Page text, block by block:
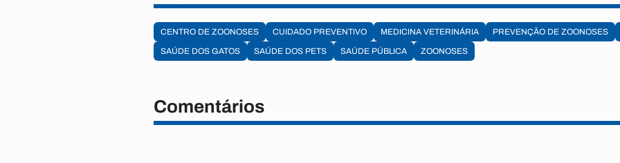
CENTRO DE ZOONOSES CUIDADO PREVENTIVO MEDICINA VETERINÁRIA PREVENÇÃO DE ZOONOSES
SAÚDE DOS GATOS
SAÚDE DOS PETS SAÚDE PÚBLICA ZOONOSES
Comentários